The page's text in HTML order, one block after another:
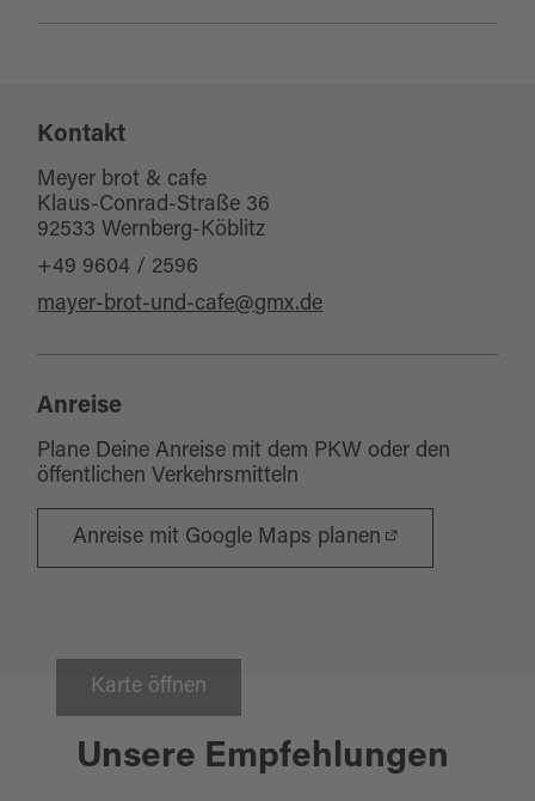
Karte öffnen
Kontakt
Meyer brot & cafe
Klaus-Conrad-Straße 36
92533 Wernberg-Köblitz
+49 9604 / 2596
mayer-brot-und-cafe@gmx.de
Anreise
Plane Deine Anreise mit dem PKW oder den
öffentlichen Verkehrsmitteln
Anreise mit Google Maps planen
Unsere Empfehlungen